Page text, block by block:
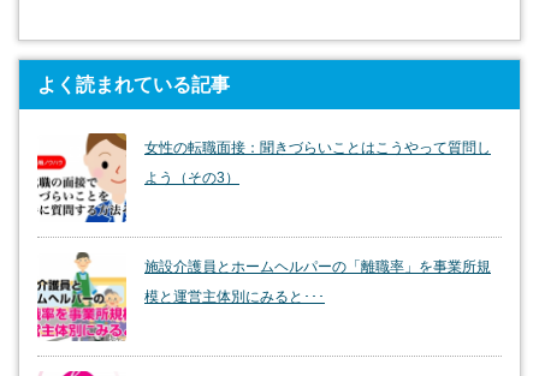
よく読まれている記事
女性の転職面接：聞きづらいことはこうやって質問し
よう（その3）
施設介護員とホームヘルパーの「離職率」を事業所規
模と運営主体別にみると･･･